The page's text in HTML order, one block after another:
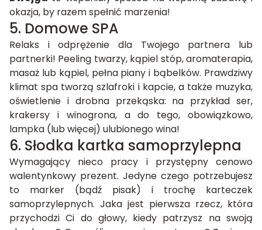
okazja, by razem spełnić marzenia!
5. Domowe SPA
Relaks i odprężenie dla Twojego partnera lub
partnerki! Peeling twarzy, kąpiel stóp, aromaterapia,
masaż lub kąpiel, pełna piany i bąbelków. Prawdziwy
klimat spa tworzą szlafroki i kapcie, a także muzyka,
oświetlenie i drobna przekąska: na przykład ser,
krakersy i winogrona, a do tego, obowiązkowo,
lampka (lub więcej) ulubionego wina!
6. Słodka kartka samoprzylepna
Wymagający nieco pracy i przystępny cenowo
walentynkowy prezent. Jedyne czego potrzebujesz
to marker (bądź pisak) i trochę karteczek
samoprzylepnych. Jaka jest pierwsza rzecz, która
przychodzi Ci do głowy, kiedy patrzysz na swoją